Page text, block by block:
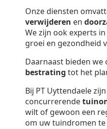
Onze diensten
verwijderen en
We zijn ook experts
groei en gezondheid
Daarnaast bieden we
bestrating tot het
Bij PT Uyttendaele
concurrerende
wilt of gewoon een
om uw tuindromen